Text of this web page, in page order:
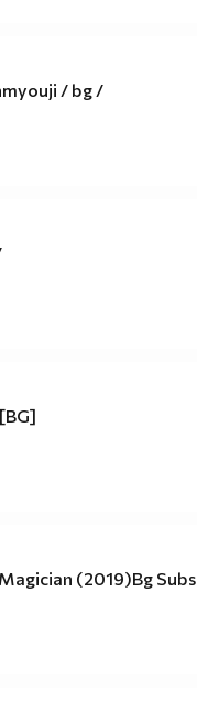
/ bg /
(2019)Bg Subs